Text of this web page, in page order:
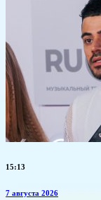
15:13
7 августа 2026